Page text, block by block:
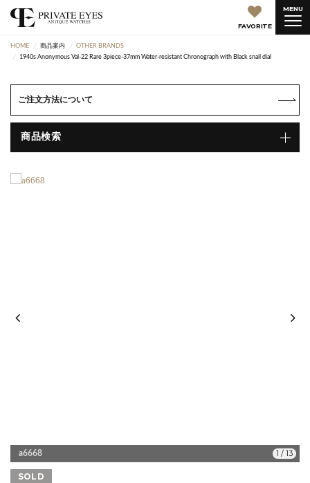
FAVORITE
MENU
HOME 商品案内
OTHER BRANDS
1940s Anonymous Val-22 Rare 3piece-37mm Water-resistant Chronograph with Black snail dial
ご注文方法について
商品検索
a6668 1 / 13
SOLD